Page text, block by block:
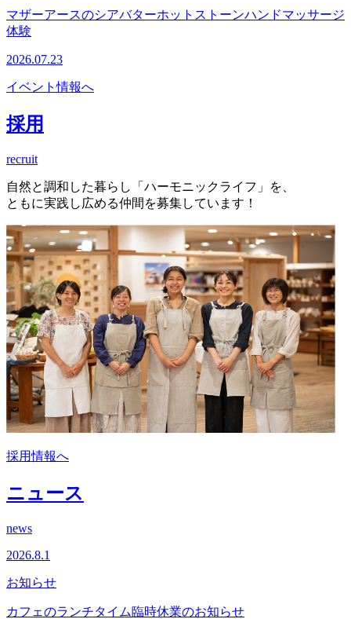
マザーアースのシアバターホットストーンハンドマッサージ
体験
2026.07.23
イベント情報へ
採用
recruit
自然と調和した暮らし「ハーモニックライフ」を、
ともに実践し広める仲間を募集しています！
採用情報へ
ニュース
news
2026.8.1
お知らせ
カフェのランチタイム臨時休業のお知らせ